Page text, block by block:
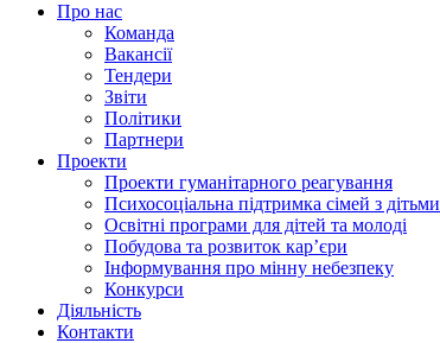
Про нас
Команда
Вакансії
Тендери
Звіти
Політики
Партнери
Проекти
Проекти гуманітарного реагування
Психосоціальна підтримка сімей з дітьми
Освітні програми для дітей та молоді
Побудова та розвиток кар’єри
Інформування про мінну небезпеку
Конкурси
Діяльність
Контакти